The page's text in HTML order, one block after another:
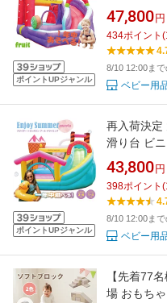
ポイントUPジャンル
大型遊具
べりだい
遊具 アウ
47,800 円
434ポイント (
8/10 12:00ま
ベビー用
ポイントUPジャンル
再入荷決定
滑り台 ビ
ン すべり
ライダー
トドア 水
クリーム
43,800 円
398ポイント (
8/10 12:00ま
ベビー用
【先着77
場 おもち